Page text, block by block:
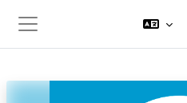
Painel lateral